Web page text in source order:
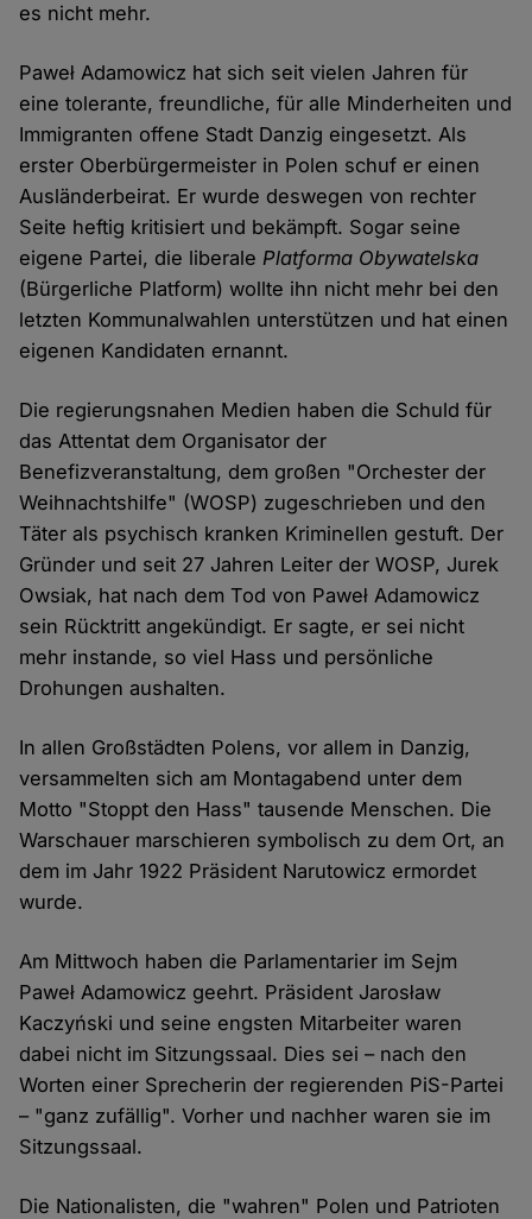
es nicht mehr.
Paweł Adamowicz hat sich seit vielen Jahren für
eine tolerante, freundliche, für alle Minderheiten und
Immigranten offene Stadt Danzig eingesetzt. Als
erster Oberbürgermeister in Polen schuf er einen
Ausländerbeirat. Er wurde deswegen von rechter
Seite heftig kritisiert und bekämpft. Sogar seine
eigene Partei, die liberalePlatforma Obywatelska
(Bürgerliche Platform) wollte ihn nicht mehr bei den
letzten Kommunalwahlen unterstützen und hat einen
eigenen Kandidaten ernannt.
Die regierungsnahen Medien haben die Schuld für
das Attentat dem Organisator der
Benefizveranstaltung, dem großen "Orchester der
Weihnachtshilfe" (WOSP) zugeschrieben und den
Täter als psychisch kranken Kriminellen gestuft. Der
Gründer und seit 27 Jahren Leiter der WOSP, Jurek
Owsiak, hat nach dem Tod von Paweł Adamowicz
sein Rücktritt angekündigt. Er sagte, er sei nicht
mehr instande, so viel Hass und persönliche
Drohungen aushalten.
In allen Großstädten Polens, vor allem in Danzig,
versammelten sich am Montagabend unter dem
Motto "Stoppt den Hass" tausende Menschen. Die
Warschauer marschieren symbolisch zu dem Ort, an
dem im Jahr 1922 Präsident Narutowicz ermordet
wurde.
Am Mittwoch haben die Parlamentarier im Sejm
Paweł Adamowicz geehrt. Präsident Jarosław
Kaczyński und seine engsten Mitarbeiter waren
dabei nicht im Sitzungssaal. Dies sei – nach den
Worten einer Sprecherin der regierenden PiS-Partei
– "ganz zufällig". Vorher und nachher waren sie im
Sitzungssaal.
Die Nationalisten, die "wahren" Polen und Patrioten